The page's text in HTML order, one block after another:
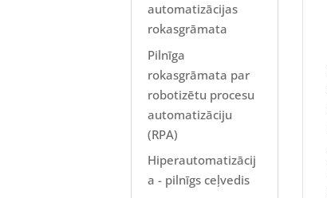
automatizācijas
rokasgrāmata
Pilnīga
rokasgrāmata par
robotizētu procesu
automatizāciju
(RPA)
Hiperautomatizācij
a - pilnīgs ceļvedis